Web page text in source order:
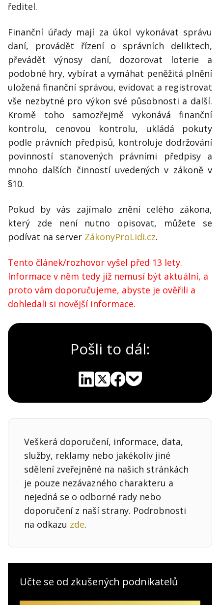
ředitel.
Finanční úřady mají za úkol vykonávat správu
daní, provádět řízení o správních deliktech,
převádět výnosy daní, dozorovat loterie a
podobné hry, vybírat a vymáhat peněžitá plnění
uložená finanční správou, evidovat a registrovat
vše nezbytné pro výkon své působnosti a další.
Kromě toho samozřejmě vykonává finanční
kontrolu, cenovou kontrolu, ukládá pokuty
podle právních předpisů, kontroluje dodržování
povinností stanovených právními předpisy a
mnoho dalších činností uvedených v zákoně v
§10.
Pokud by vás zajímalo znění celého zákona,
který zde není nutno opisovat, můžete se
podívat na server ZákonyProLidi.cz.
Tento článek/rozhovor vyšel před 13 lety.
Informace v něm tedy již nemusí být aktuální, a
proto vám doporučujeme, abyste je ověřili a
dohledali si novější informace.
Pošli to dál:
Veškerá doporučení, informace, data,
služby, reklamy nebo jakékoliv jiné
sdělení zveřejněné na našich stránkách
je pouze nezávazného charakteru a
nejedná se o odborné rady nebo
doporučení z naší strany. Podrobnosti
na odkazu zde.
Učte se od zkušených podnikatelů